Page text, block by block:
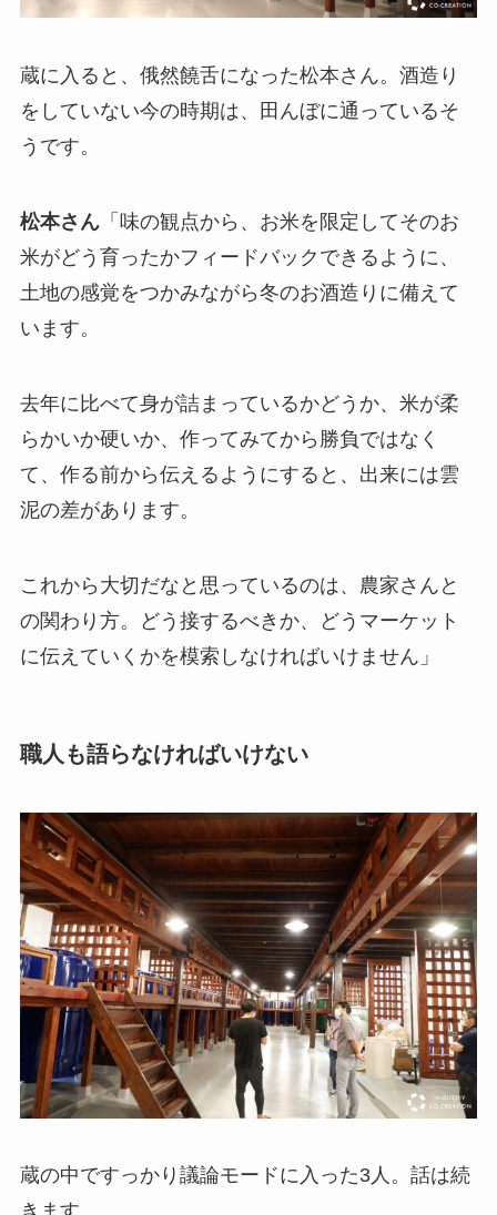
蔵に入ると、俄然饒舌になった松本さん。酒造り
をしていない今の時期は、田んぼに通っているそ
うです。
松本さん「味の観点から、お米を限定してそのお
米がどう育ったかフィードバックできるように、
土地の感覚をつかみながら冬のお酒造りに備えて
います。
去年に比べて身が詰まっているかどうか、米が柔
らかいか硬いか、作ってみてから勝負ではなく
て、作る前から伝えるようにすると、出来には雲
泥の差があります。
これから大切だなと思っているのは、農家さんと
の関わり方。どう接するべきか、どうマーケット
に伝えていくかを模索しなければいけません」
職人も語らなければいけない
蔵の中ですっかり議論モードに入った3人。話は続